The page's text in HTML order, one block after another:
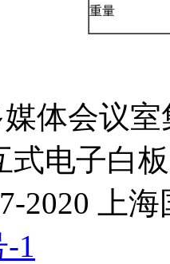
重量
体会议
式电子白板
2020 上
1